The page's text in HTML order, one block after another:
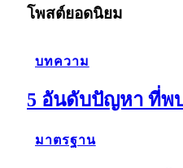
โพสต์ยอดนิยม
บทความ
5 อันดับปัญหา ที่พ
มาตรฐาน